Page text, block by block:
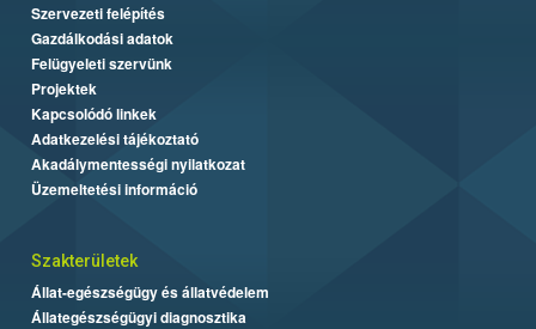
Szervezeti felépítés
Gazdálkodási adatok
Felügyeleti szervünk
Projektek
Kapcsolódó linkek
Adatkezelési tájékoztató
Akadálymentességi nyilatkozat
Üzemeltetési információ
Szakterületek
Állat-egészségügy és állatvédelem
Állategészségügyi diagnosztika